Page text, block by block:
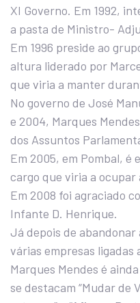
XI Governo. Em 1992,
a pasta de Ministro-
Em 1996 preside ao
altura liderado por
que viria a manter
No governo de José
e 2004, Marques
dos Assuntos
Em 2005, em Pombal, é
cargo que viria a ocupar
Em 2008 foi agraciado
Infante D. Henrique.
Já depois de
várias empresas ligadas
Marques Mendes é
se destacam “Mudar de